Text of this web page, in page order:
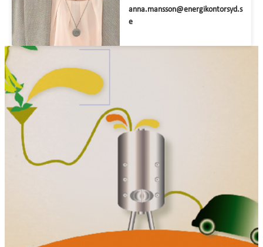
anna.mansson@energikontorsyd.s
e